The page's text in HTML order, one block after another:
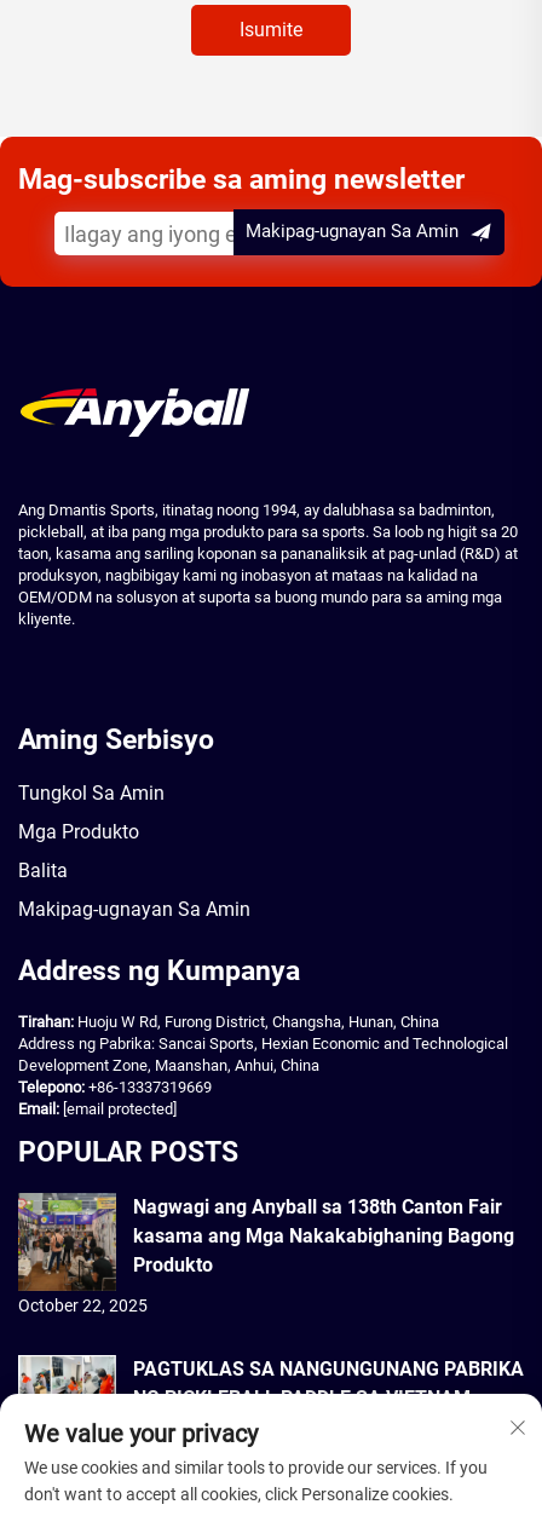
Isumite
Mag-subscribe sa aming newsletter
Makipag-ugnayan Sa Amin
Ang Dmantis Sports, itinatag noong 1994, ay dalubhasa sa badminton,
pickleball, at iba pang mga produkto para sa sports. Sa loob ng higit sa 20
taon, kasama ang sariling koponan sa pananaliksik at pag-unlad (R&D) at
produksyon, nagbibigay kami ng inobasyon at mataas na kalidad na
OEM/ODM na solusyon at suporta sa buong mundo para sa aming mga
kliyente.
Aming Serbisyo
Tungkol Sa Amin
Mga Produkto
Balita
Makipag-ugnayan Sa Amin
Address ng Kumpanya
Tirahan: Huoju W Rd, Furong District, Changsha, Hunan, China
Address ng Pabrika: Sancai Sports, Hexian Economic and Technological
Development Zone, Maanshan, Anhui, China
Telepono: +86-13337319669
Email: [email protected]
POPULAR POSTS
Nagwagi ang Anyball sa 138th Canton Fair
kasama ang Mga Nakakabighaning Bagong
Produkto
October 22, 2025
PAGTUKLAS SA NANGUNGUNANG PABRIKA
NG PICKLEBALL PADDLE SA VIETNAM
September 22, 2025
Copyright © 2026 Dmantis Sports Goods Co., Ltd. Beijing. Nakareserba
We value your privacy
We use cookies and similar tools to provide our services. If you
don't want to accept all cookies, click Personalize cookies.